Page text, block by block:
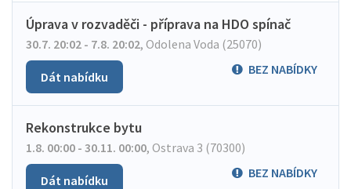
Úprava v rozvaděči - příprava na HDO spínač
30.7. 20:02 - 7.8. 20:02, Odolena Voda (25070)
BEZ NABÍDKY
Dát nabídku
Rekonstrukce bytu
1.8. 00:00 - 30.11. 00:00, Ostrava 3 (70300)
BEZ NABÍDKY
Dát nabídku